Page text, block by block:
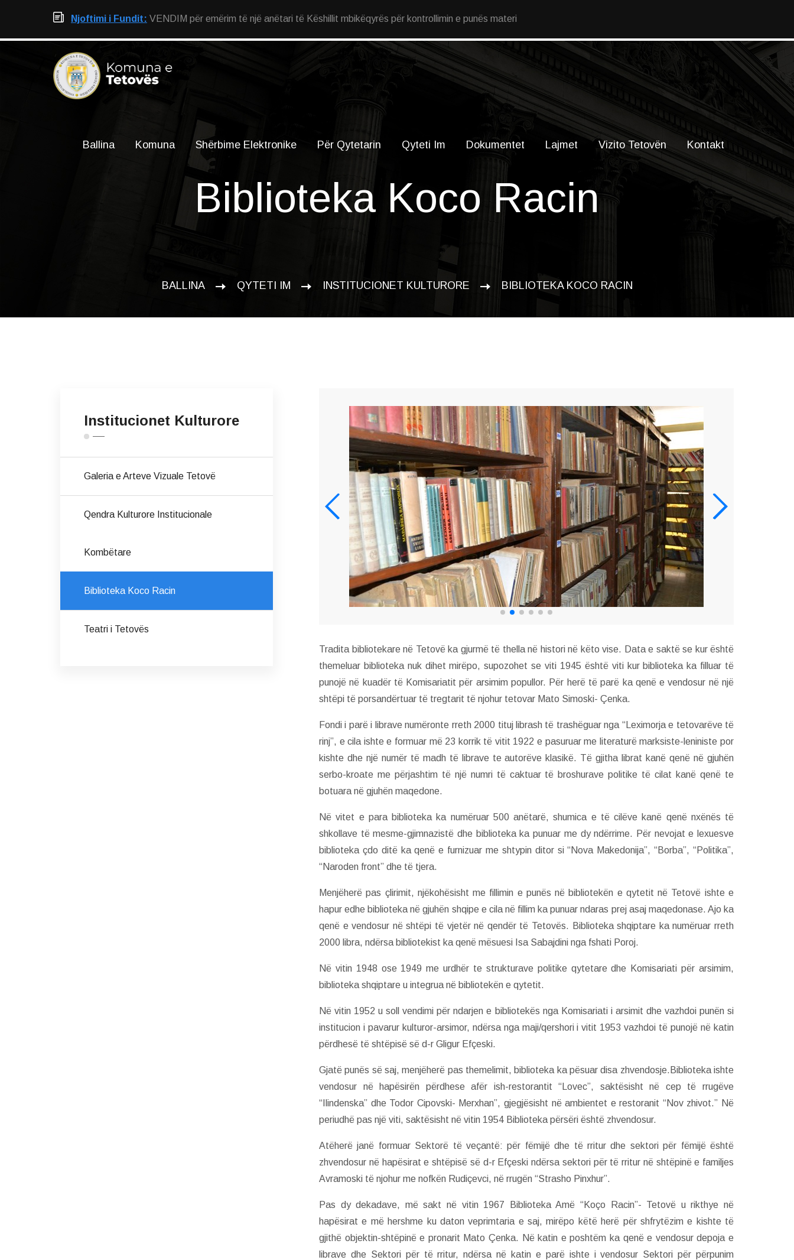
Njoftimi i Fundit: VENDIM për emërim të një anëtari të Këshillit mbikëqyrës për kontrollimin e punës materi
Ballina Komuna Shërbime Elektronike Për Qytetarin Qyteti Im Dokumentet Lajmet Vizito Tetovën Kontakt
Biblioteka Koco Racin
BALLINA QYTETI IM INSTITUCIONET KULTURORE BIBLIOTEKA KOCO RACIN
Tradita bibliotekare në Tetovë ka gjurmë të thella në histori në këto vise. Data e saktë se kur është
themeluar biblioteka nuk dihet mirëpo, supozohet se viti 1945 është viti kur biblioteka ka filluar të
punojë në kuadër të Komisariatit për arsimim popullor. Për herë të parë ka qenë e vendosur në një
shtëpi të porsandërtuar të tregtarit të njohur tetovar Mato Simoski- Çenka.
Fondi i parë i librave numëronte rreth 2000 tituj librash të trashëguar nga “Leximorja e tetovarëve të
rinj”, e cila ishte e formuar më 23 korrik të vitit 1922 e pasuruar me literaturë marksiste-leniniste por
kishte dhe një numër të madh të librave te autorëve klasikë. Të gjitha librat kanë qenë në gjuhën
serbo-kroate me përjashtim të një numri të caktuar të broshurave politike të cilat kanë qenë te
botuara në gjuhën maqedone.
Në vitet e para biblioteka ka numëruar 500 anëtarë, shumica e të cilëve kanë qenë nxënës të
shkollave të mesme-gjimnazistë dhe biblioteka ka punuar me dy ndërrime. Për nevojat e lexuesve
biblioteka çdo ditë ka qenë e furnizuar me shtypin ditor si “Nova Makedonija”, “Borba”, “Politika”,
“Naroden front” dhe të tjera.
Menjëherë pas çlirimit, njëkohësisht me fillimin e punës në bibliotekën e qytetit në Tetovë ishte e
hapur edhe biblioteka në gjuhën shqipe e cila në fillim ka punuar ndaras prej asaj maqedonase. Ajo ka
qenë e vendosur në shtëpi të vjetër në qendër të Tetovës. Biblioteka shqiptare ka numëruar rreth
2000 libra, ndërsa bibliotekist ka qenë mësuesi Isa Sabajdini nga fshati Poroj.
Në vitin 1948 ose 1949 me urdhër te strukturave politike qytetare dhe Komisariati për arsimim,
biblioteka shqiptare u integrua në bibliotekën e qytetit.
Në vitin 1952 u soll vendimi për ndarjen e bibliotekës nga Komisariati i arsimit dhe vazhdoi punën si
institucion i pavarur kulturor-arsimor, ndërsa nga maji/qershori i vitit 1953 vazhdoi të punojë në katin
përdhesë të shtëpisë së d-r Gligur Efçeski.
Gjatë punës së saj, menjëherë pas themelimit, biblioteka ka pësuar disa zhvendosje.Biblioteka ishte
vendosur në hapësirën përdhese afër ish-restorantit “Lovec”, saktësisht në cep të rrugëve
“Ilindenska” dhe Todor Cipovski- Merxhan”, gjegjësisht në ambientet e restoranit “Nov zhivot.” Në
periudhë pas një viti, saktësisht në vitin 1954 Biblioteka përsëri është zhvendosur.
Atëherë janë formuar Sektorë të veçantë: për fëmijë dhe të rritur dhe sektori për fëmijë është
zhvendosur në hapësirat e shtëpisë së d-r Efçeski ndërsa sektori për të rritur në shtëpinë e familjes
Avramoski të njohur me nofkën Rudiçevci, në rrugën “Strasho Pinxhur”.
Pas dy dekadave, më sakt në vitin 1967 Biblioteka Amë “Koço Racin”- Tetovë u rikthye në
hapësirat e më hershme ku daton veprimtaria e saj, mirëpo këtë herë për shfrytëzim e kishte të
gjithë objektin-shtëpinë e pronarit Mato Çenka. Në katin e poshtëm ka qenë e vendosur depoja e
librave dhe Sektori për të rritur, ndërsa në katin e parë ishte i vendosur Sektori për përpunim
Institucionet Kulturore
Galeria e Arteve Vizuale Tetovë
Qendra Kulturore Institucionale
Kombëtare
Biblioteka Koco Racin
Teatri i Tetovës